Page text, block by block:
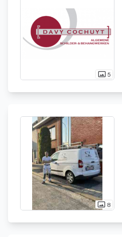
photo_size_select_actual5
photo_size_select_actual 8